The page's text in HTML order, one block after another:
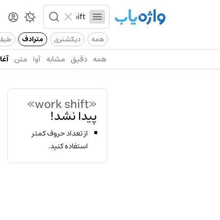
همه دیکشنری مترادف
همه دقیق مشابه آوا متن
«work shift»
پیدا نشد!
از تعداد حروف کمتر
استفاده کنید.